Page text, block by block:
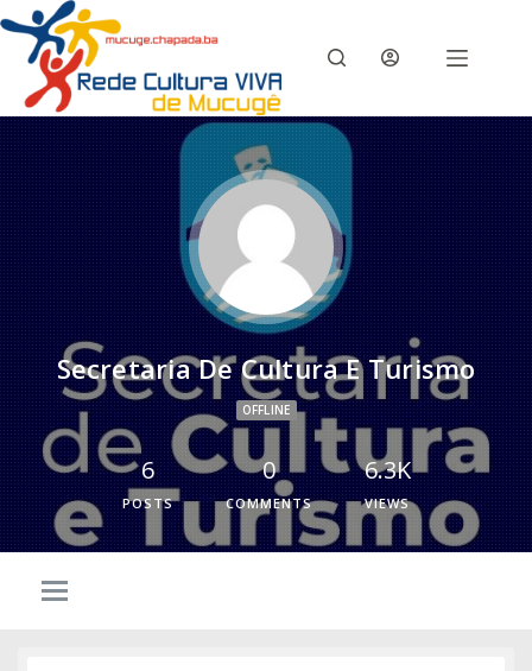
Secretaria De Cultura E Turismo
OFFLINE
6
POSTS
0
COMMENTS
6.3K
VIEWS